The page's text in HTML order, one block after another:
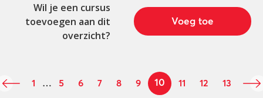
Wil je een cursus
toevoegen aan dit
overzicht?
Voeg toe
1 … 5 6 7 8 9 10 11 12 13